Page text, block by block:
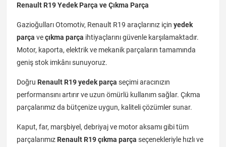
Renault R19 Yedek Parça ve Çıkma Parça
Gazioğulları Otomotiv, Renault R19 araçlarınız için yedek
parça veçıkma parça ihtiyaçlarını güvenle karşılamaktadır.
Motor, kaporta, elektrik ve mekanik parçaların tamamında
geniş stok imkânı sunuyoruz.
Doğru Renault R19 yedek parça seçimi aracınızın
performansını artırır ve uzun ömürlü kullanım sağlar. Çıkma
parçalarımız da bütçenize uygun, kaliteli çözümler sunar.
Kaput, far, marşbiyel, debriyaj ve motor aksamı gibi tüm
parçalarımız Renault R19 çıkma parça seçenekleriyle hızlı ve